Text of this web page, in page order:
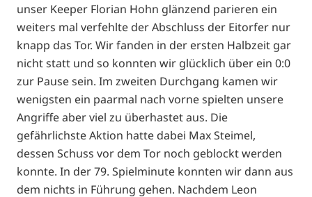
unser Keeper Florian Hohn glänzend parieren ein
weiters mal verfehlte der Abschluss der Eitorfer nur
knapp das Tor. Wir fanden in der ersten Halbzeit gar
nicht statt und so konnten wir glücklich über ein 0:0
zur Pause sein. Im zweiten Durchgang kamen wir
wenigsten ein paarmal nach vorne spielten unsere
Angriffe aber viel zu überhastet aus. Die
gefährlichste Aktion hatte dabei Max Steimel,
dessen Schuss vor dem Tor noch geblockt werden
konnte. In der 79. Spielminute konnten wir dann aus
dem nichts in Führung gehen. Nachdem Leon